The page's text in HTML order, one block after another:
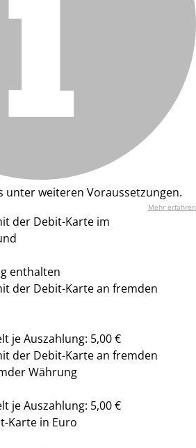
unter weiteren Voraussetzungen.
Mehr erfahren
der Debit-Karte im
enthalten
der Debit-Karte an fremden
je Auszahlung: 5,00 €
der Debit-Karte an fremden
Währung
je Auszahlung: 5,00 €
Karte in Euro